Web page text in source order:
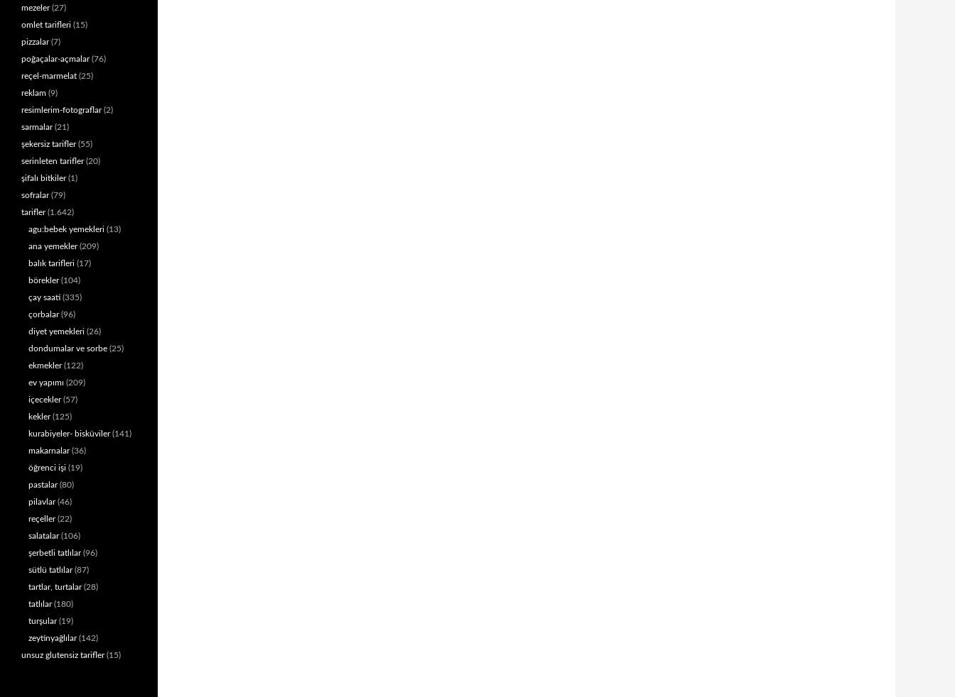
mezeler(27)
omlet tarifleri (15)
pizzalar(7)
poğaçalar-açmalar(76)
reçel-marmelat (25)
reklam (9)
resimlerim-fotograflar(2)
sarmalar(21)
şekersiz tarifler(55)
serinleten tarifler(20)
şifalı bitkiler(1)
sofralar(79)
tarifler(1.642)
agu:bebek yemekleri (13)
ana yemekler(209)
balık tarifleri (17)
börekler(104)
çay saati (335)
çorbalar(96)
diyet yemekleri (26)
dondumalar ve sorbe (25)
ekmekler(122)
ev yapımı (209)
içecekler(57)
kekler(125)
kurabiyeler- bisküviler(141)
makarnalar(36)
öğrenci işi (19)
pastalar(80)
pilavlar(46)
reçeller(22)
salatalar(106)
şerbetli tatlılar(96)
sütlü tatlılar(87)
tartlar, turtalar(28)
tatlılar(180)
turşular(19)
zeytinyağlılar(142)
unsuz glutensiz tarifler(15)